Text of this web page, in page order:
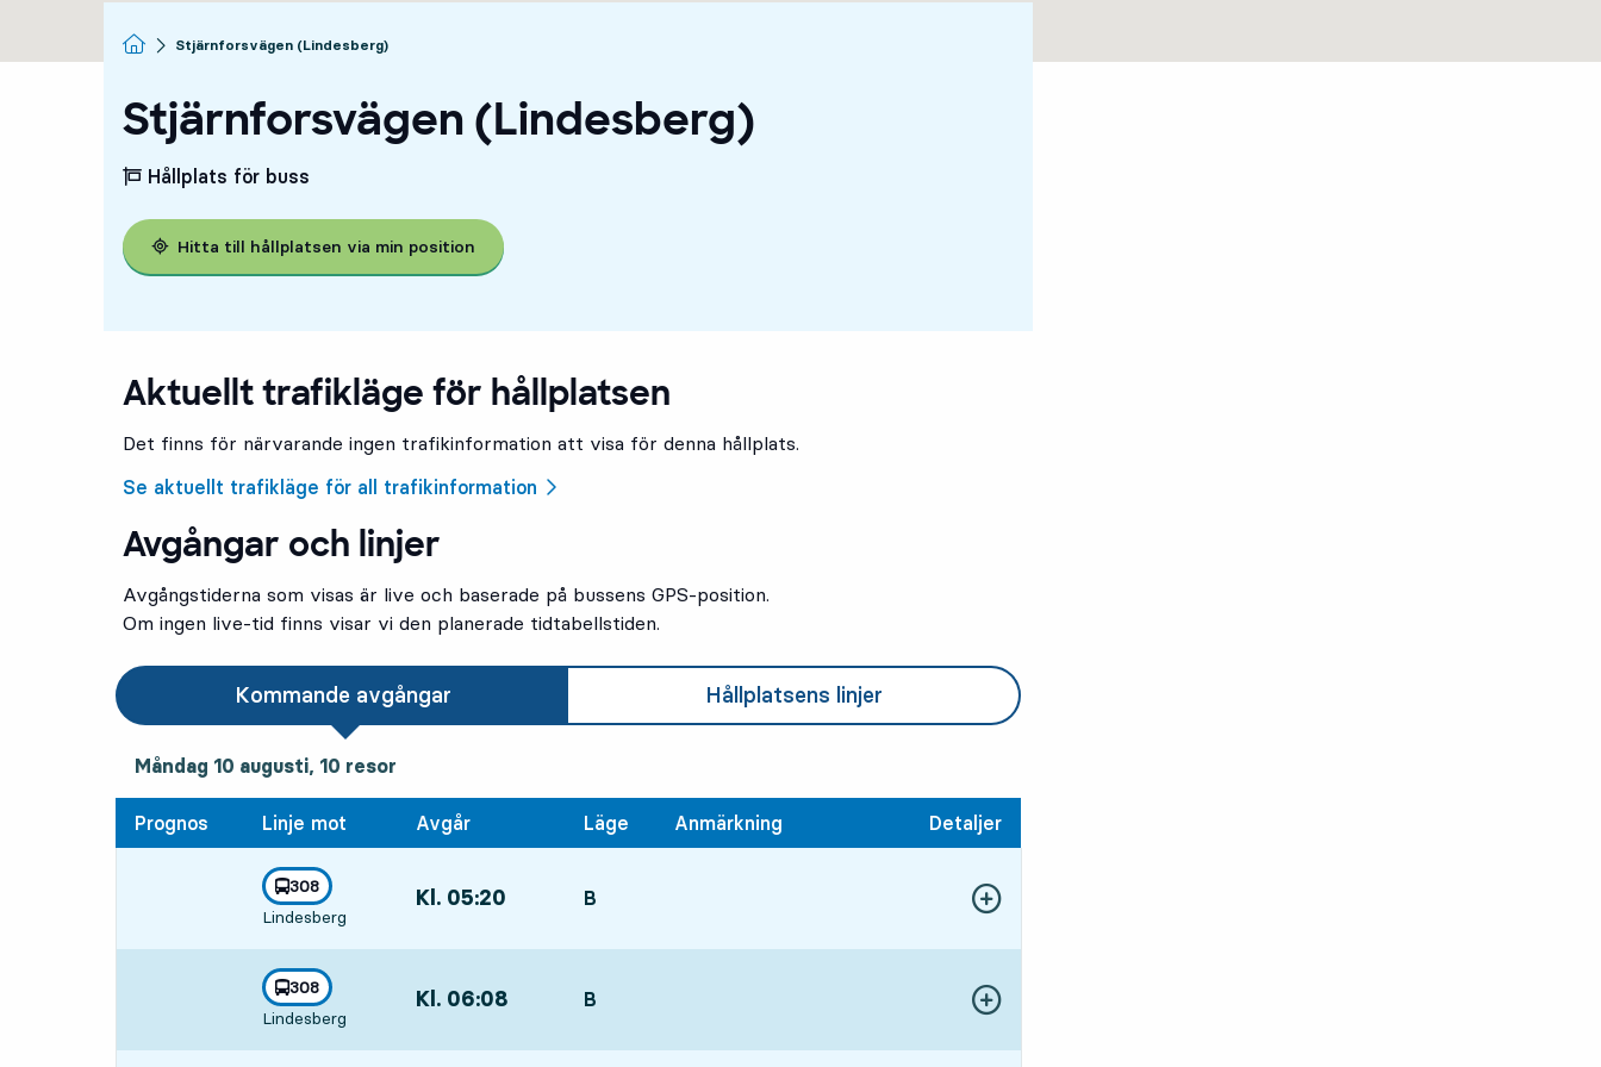
Startsida
Stjärnforsvägen (Lindesberg)
Stjärnforsvägen (Lindesberg)
Hållplats för buss
Hitta till hållplatsen via min position
Aktuellt trafikläge för hållplatsen
Det finns för närvarande ingen trafikinformation att visa för denna hållplats.
Se aktuellt trafikläge för all trafikinformation
Avgångar och linjer
Avgångstiderna som visas är live och baserade på bussens GPS-position.
Om ingen live-tid finns visar vi den planerade tidtabellstiden.
Kommande avgångar Hållplatsens linjer
måndag 10 augusti, 10 resor
Måndag 10 augusti, 10 resor
Prognos Linje mot Avgår Läge Anmärkning Detaljer
linje
308
mot
Lindesberg
, Kl. 05:20 LÄGE,
B Visa fler detaljer
linje
308
mot
Lindesberg
, Kl. 06:08, LÄGE,
B Visa fler detaljer